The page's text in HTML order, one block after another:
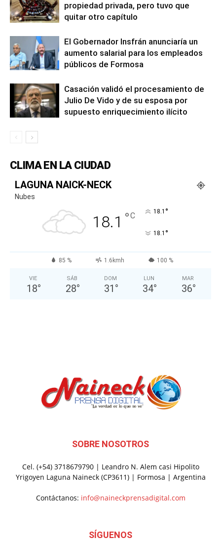
propiedad privada, pero tuvo que
quitar otro capítulo
El Gobernador Insfrán anunciaría un
aumento salarial para los empleados
públicos de Formosa
Casación validó el procesamiento de
Julio De Vido y de su esposa por
supuesto enriquecimiento ilícito
CLIMA EN LA CIUDAD
LAGUNA NAICK-NECK
Nubes
18.1 °C 18.1 °
18.1 °
85 % 1.6kmh 100 %
VIE
18°
SÁB
28°
DOM
31 °
LUN
34°
MAR
36°
SOBRE NOSOTROS
Cel. (+54) 3718679790 | Leandro N. Alem casi Hipolito
Yrigoyen Laguna Naineck (CP3611) | Formosa | Argentina
Contáctanos: info@naineckprensadigital.com
SÍGUENOS